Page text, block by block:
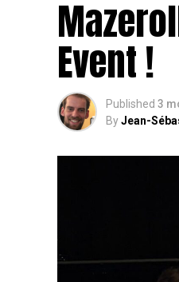
Event !
Published 3
ByJean-